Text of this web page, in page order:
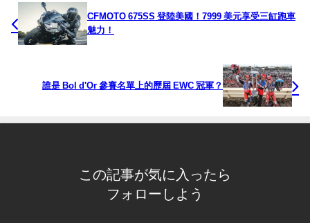
CFMOTO 675SS 登陸美國！7999 美元享受三缸跑車
魅力！
誰是 Bol d'Or 參賽名單上的歷屆 EWC 冠軍？
この記事が気に入ったら
フォローしよう